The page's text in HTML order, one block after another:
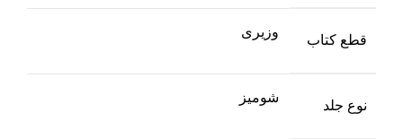
قطع کتاب
وزیری
نوع جلد
شومیز